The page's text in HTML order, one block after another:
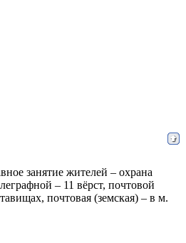
занятие жителей – охрана
– 11 вёрст, почтовой
почтовая (земская) – в м.